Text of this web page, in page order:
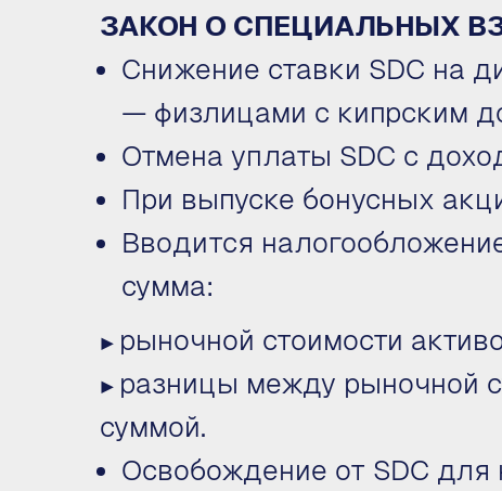
ЗАКОН О СПЕЦИАЛЬНЫХ
Снижение ставки SDC на
— физлицами с кипрским
Отмена уплаты SDC с
При выпуске бонусных
Вводится
сумма:
▶ рыночной стоимости
▶ разницы между рыночной
суммой.
Освобождение от SDC